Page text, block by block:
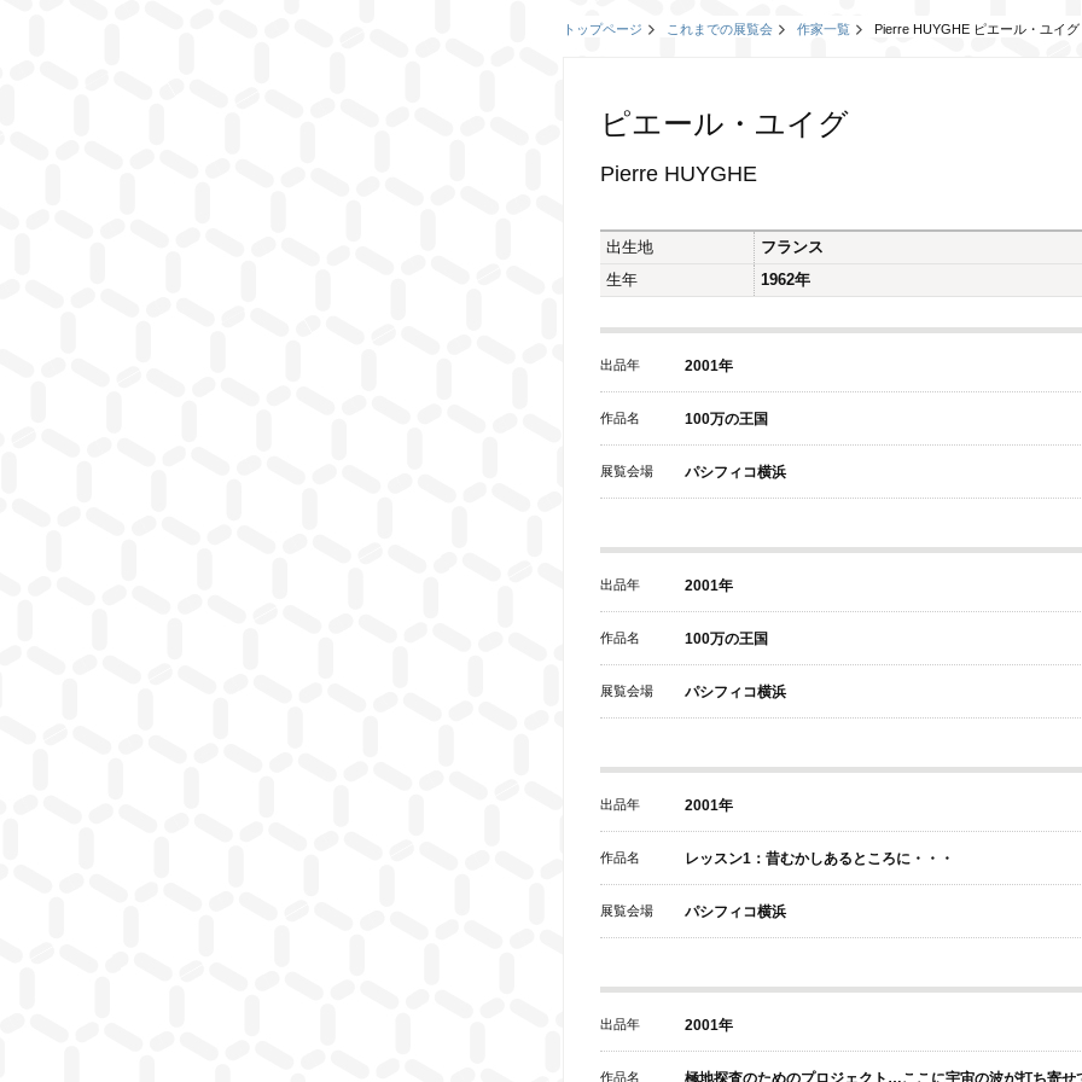
トップページ これまでの展覧会 作家一覧 Pierre HUYGHE ピエール・ユイグ
ピエール・ユイグ
Pierre HUYGHE
出生地
フランス
生年
1962年
出品年 2001年
作品名 100万の王国
展覧会場 パシフィコ横浜
出品年 2001年
作品名 100万の王国
展覧会場 パシフィコ横浜
出品年 2001年
作品名 レッスン1：昔むかしあるところに・・・
展覧会場 パシフィコ横浜
出品年 2001年
作品名 極地探査のためのプロジェクト…ここに宇宙の波が打ち寄せ